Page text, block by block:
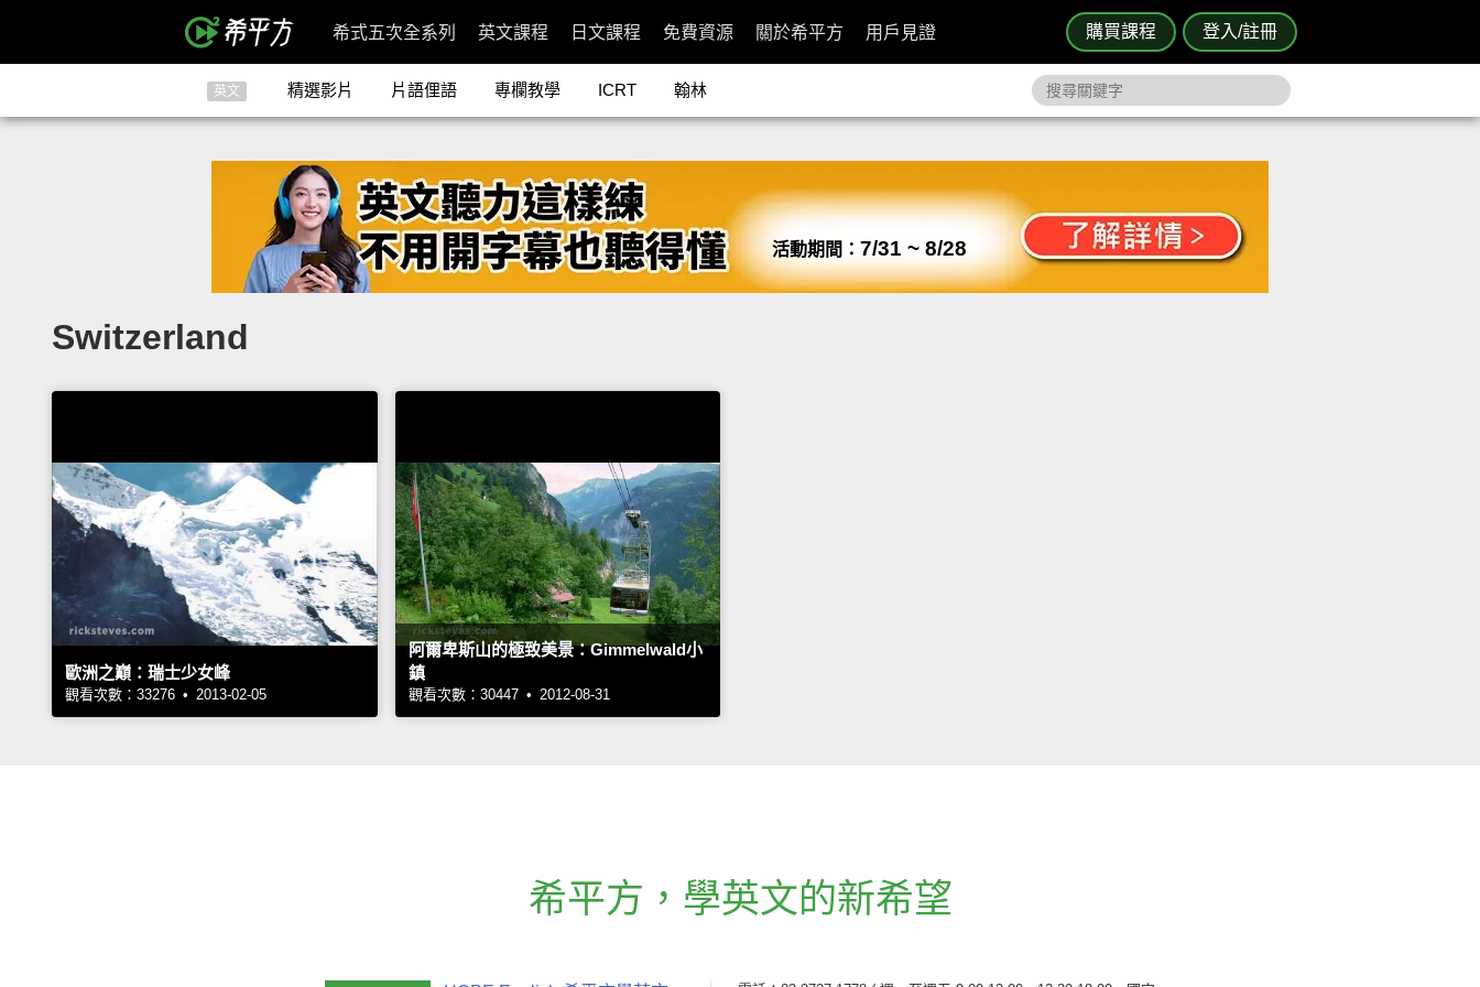
購買課程 登入/註冊
希式五次全系列 英文課程 日文課程 免費資源 關於希平方 用戶見證
英文 精選影片 片語俚語 專欄教學 ICRT 翰林
活動期間： 7/31 ~ 8/28
Switzerland
歐洲之巔：瑞士少女峰
觀看次數：33276 • 2013-02-05
阿爾卑斯山的極致美景：Gimmelwald小
鎮
觀看次數：30447 • 2012-08-31
希平方 ， 學英文的新希望